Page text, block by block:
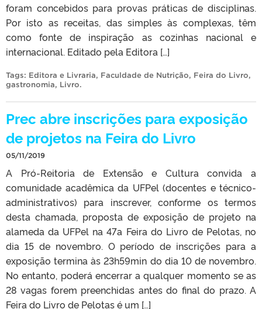
foram concebidos para provas práticas de disciplinas.
Por isto as receitas, das simples às complexas, têm
como fonte de inspiração as cozinhas nacional e
internacional. Editado pela Editora […]
Tags: Editora e Livraria, Faculdade de Nutrição, Feira do Livro,
gastronomia, Livro.
Prec abre inscrições para exposição
de projetos na Feira do Livro
05/11/2019
A Pró-Reitoria de Extensão e Cultura convida a
comunidade acadêmica da UFPel (docentes e técnico-
administrativos) para inscrever, conforme os termos
desta chamada, proposta de exposição de projeto na
alameda da UFPel na 47a Feira do Livro de Pelotas, no
dia 15 de novembro. O período de inscrições para a
exposição termina às 23h59min do dia 10 de novembro.
No entanto, poderá encerrar a qualquer momento se as
28 vagas forem preenchidas antes do final do prazo. A
Feira do Livro de Pelotas é um […]